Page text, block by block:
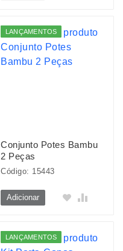
LANÇAMENTOS
Conjunto Potes Bambu
2 Peças
Código: 15443
Adicionar
LANÇAMENTOS